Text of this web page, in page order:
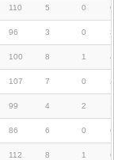
110 5 0 6
96 3 0 3
100 8 1 4
107 7 0 2
99 4 2
86 6 0 6
112 8 1 6